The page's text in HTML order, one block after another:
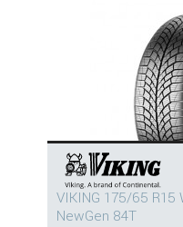
VIKING 175/65 R15
NewGen 84T